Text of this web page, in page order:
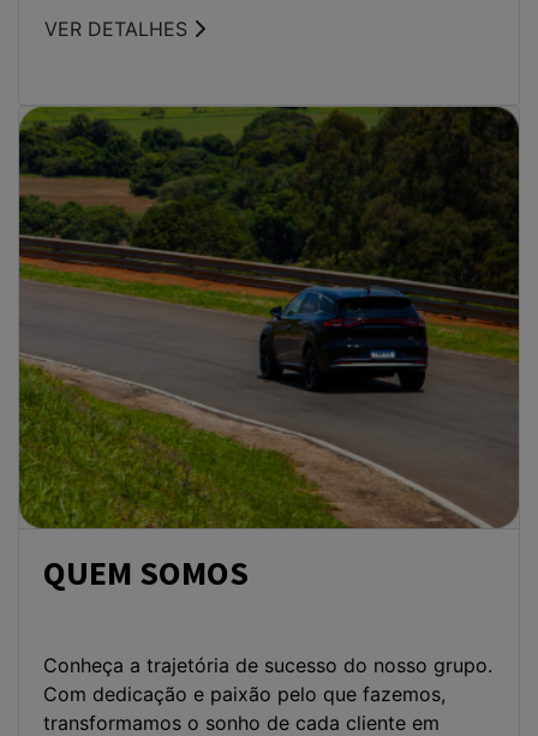
QUEM SOMOS
Conheça a trajetória de sucesso do nosso grupo.
Com dedicação e paixão pelo que fazemos,
transformamos o sonho de cada cliente em
realidade sobre quatro rodas.
SAIBA MAIS
Selecionar uma loja